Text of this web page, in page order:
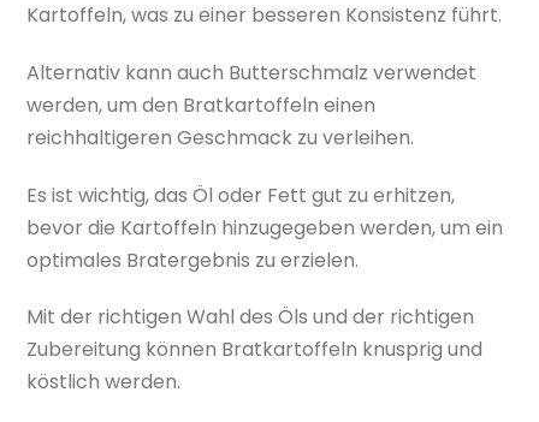
Kartoffeln, was zu einer besseren Konsistenz führt.
Alternativ kann auch Butterschmalz verwendet
werden, um den Bratkartoffeln einen
reichhaltigeren Geschmack zu verleihen.
Es ist wichtig, das Öl oder Fett gut zu erhitzen,
bevor die Kartoffeln hinzugegeben werden, um ein
optimales Bratergebnis zu erzielen.
Mit der richtigen Wahl des Öls und der richtigen
Zubereitung können Bratkartoffeln knusprig und
köstlich werden.